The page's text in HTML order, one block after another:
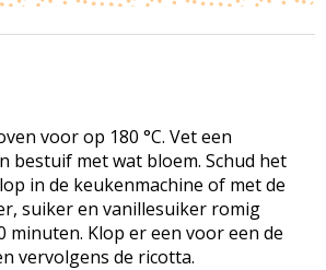
voor op 180 °C. Vet een
bestuif met wat bloem. Schud het
in de keukenmachine of met de
suiker en vanillesuiker romig
minuten. Klop er een voor een de
vervolgens de ricotta.